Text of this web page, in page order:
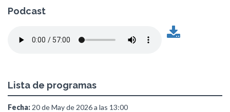
Podcast
Lista de programas
Fecha: 20 de May de 2026 a las 13:00